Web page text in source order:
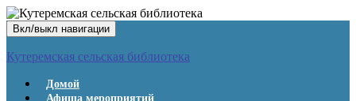
Вкл/выкл навигации
Кутеремская сельская библиотека
Домой
Афиша мероприятий